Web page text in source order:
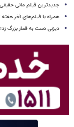
جدیدترین فیلم مانی
همراه با فیلم‌های آخر
دیزنی دست به قمار بزرگ